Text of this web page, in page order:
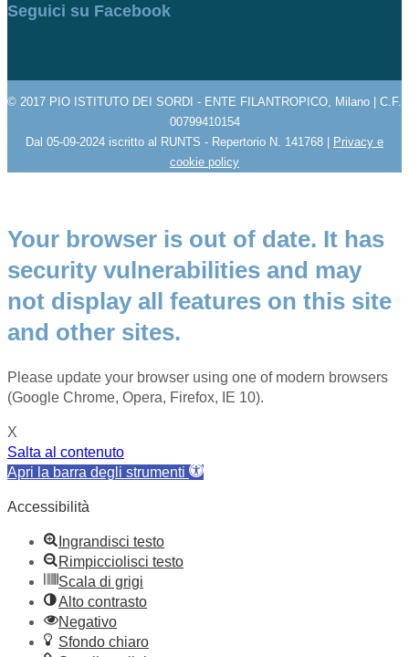
Seguici su Facebook
© 2017 PIO ISTITUTO DEI SORDI - ENTE FILANTROPICO, Milano | C.F.
00799410154
Dal 05-09-2024 iscritto al RUNTS - Repertorio N. 141768 | Privacy e
cookie policy
Your browser is out of date. It has
security vulnerabilities and may
not display all features on this site
and other sites.
Please update your browser using one of modern browsers
(Google Chrome, Opera, Firefox, IE 10).
X
Salta al contenuto
Apri la barra degli strumenti
Accessibilità
Ingrandisci testo
Rimpicciolisci testo
Scala di grigi
Alto contrasto
Negativo
Sfondo chiaro